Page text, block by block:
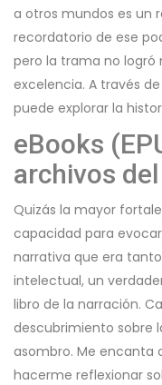
a otros mundos es un
recordatorio de ese
pero la trama no
excelencia. A través
puede explorar la
eBooks
archivos
Quizás la mayor
capacidad para
narrativa que era
intelectual, un
libro de la narración.
descubrimiento sobre
asombro. Me encanta
hacerme reflexionar